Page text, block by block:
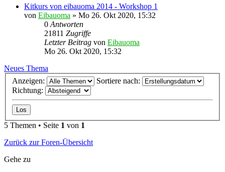
Kitkurs von eibauoma 2014 - Workshop 1
von Eibauoma » Mo 26. Okt 2020, 15:32
0 Antworten
21811 Zugriffe
Letzter Beitrag von Eibauoma
Mo 26. Okt 2020, 15:32
Neues Thema
Anzeigen:
Sortiere nach:
Richtung:
5 Themen • Seite 1 von 1
Zurück zur Foren-Übersicht
Gehe zu